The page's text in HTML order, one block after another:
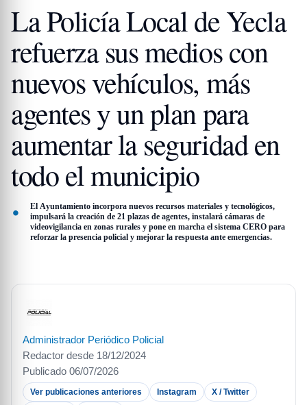
La Policía Local de Yecla
refuerza sus medios con
nuevos vehículos, más
agentes y un plan para
aumentar la seguridad en
todo el municipio
El Ayuntamiento incorpora nuevos recursos materiales y tecnológicos,
impulsará la creación de 21 plazas de agentes, instalará cámaras de
videovigilancia en zonas rurales y pone en marcha el sistema CERO para
reforzar la presencia policial y mejorar la respuesta ante emergencias.
Administrador Periódico Policial
Redactor desde 18/12/2024
Publicado 06/07/2026
Ver publicaciones anteriores Instagram
X / Twitter